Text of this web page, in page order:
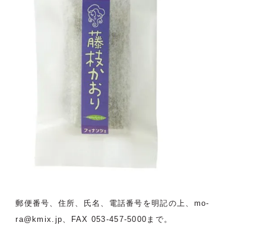
郵便番号、住所、氏名、電話番号を明記の上、mo-
ra@kmix.jp、FAX 053-457-5000まで。